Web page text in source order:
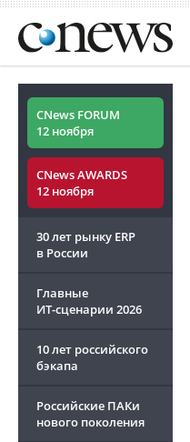
CNews FORUM
12 ноября
CNews AWARDS
12 ноября
30 лет рынку ERP
в России
Главные
ИТ-сценарии 2026
10 лет российского
бэкапа
Российские ПАКи
нового поколения